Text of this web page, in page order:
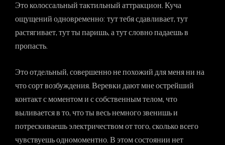
Это колоссальный тактильный аттракцион. Куча
ощущений одновременно: тут тебя сдавливает, тут
растягивает, тут ты паришь, а тут словно падаешь в
пропасть.
Это отдельный, совершенно не похожий для меня ни на
что сорт возбуждения. Веревки дают мне острейший
контакт с моментом и с собственным телом, что
выливается в то, что ты весь немного звенишь и
потрескиваешь электричеством от того, сколько всего
чувствуешь одномоментно. В этом состоянии нет